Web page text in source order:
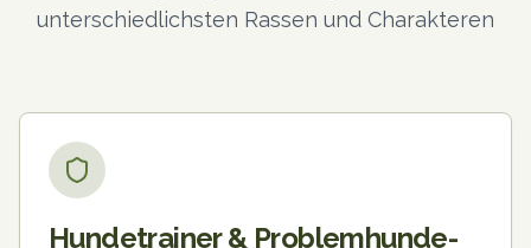
unterschiedlichsten Rassen und Charakteren
Hundetrainer & Problemhunde-